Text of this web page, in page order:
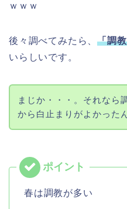
ｗｗｗ
後々調べてみたら、「調
いらしいです。
まじか・・・。それなら
から白止まりがよかった
春は調教が多い